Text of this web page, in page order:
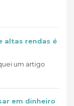
altas rendas é
um artigo
em dinheiro